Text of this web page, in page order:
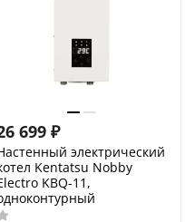
699 ₽
электрический
Kentatsu Nobby
KBQ-11,